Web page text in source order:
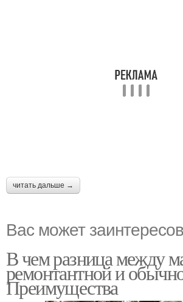
читать дальше →
Вас может
В чем разница между
ремонтантной и
Преимущества